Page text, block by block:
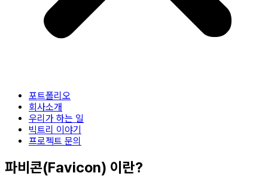
포트폴리오
회사소개
우리가 하는 일
빅트리 이야기
프로젝트 문의
파비콘(Favicon) 이란?